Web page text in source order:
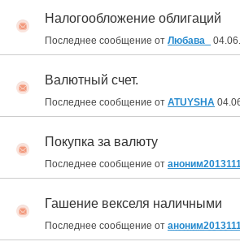
Налогообложение облигаций
Последнее сообщение от Любава_
Валютный счет.
Последнее сообщение от ATUYSHA
Покупка за валюту
Последнее сообщение от
Гашение векселя наличными
Последнее сообщение от